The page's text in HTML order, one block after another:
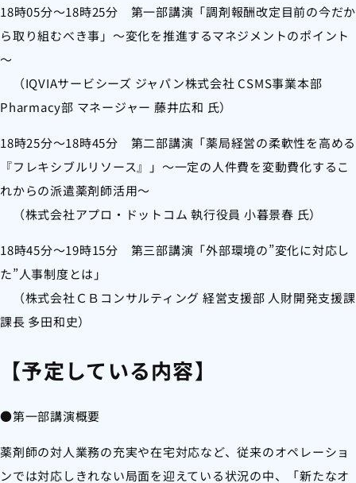
18時05分～18時25分 第一部講演「調剤報酬改定目前の今だか
ら取り組むべき事」～変化を推進するマネジメントのポイント
～
（IQVIAサービシーズ ジャパン株式会社 CSMS事業本部
Pharmacy部 マネージャー 藤井広和 氏）
18時25分～18時45分 第二部講演 「薬局経営の柔軟性を高める
『フレキシブルリソース』」～一定の人件費を変動費化するこ
れからの派遣薬剤師活用～
（株式会社アプロ・ドットコム 執行役員 小暮景春 氏）
18時45分～19時15分 第三部講演「外部環境の”変化に対応し
た”人事制度とは」
（株式会社ＣＢコンサルティング 経営支援部 人財開発支援課
課長 多田和史）
【予定している内容】
●第一部講演概要
薬剤師の対人業務の充実や在宅対応など、従来のオペレーショ
ンでは対応しきれない局面を迎えている状況の中、「新たなオ